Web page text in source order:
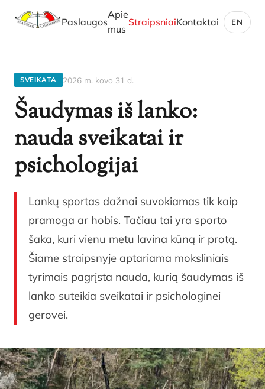
Paslaugos
Apie
mus
StraipsniaiKontaktai EN
SVEIKATA 2026 m. kovo 31 d.
Šaudymas iš lanko:
nauda sveikatai ir
psichologijai
Lankų sportas dažnai suvokiamas tik kaip
pramoga ar hobis. Tačiau tai yra sporto
šaka, kuri vienu metu lavina kūną ir protą.
Šiame straipsnyje aptariama moksliniais
tyrimais pagrįsta nauda, kurią šaudymas iš
lanko suteikia sveikatai ir psichologinei
gerovei.